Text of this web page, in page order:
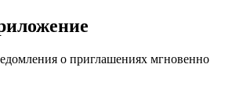
о приглашениях мгновенно